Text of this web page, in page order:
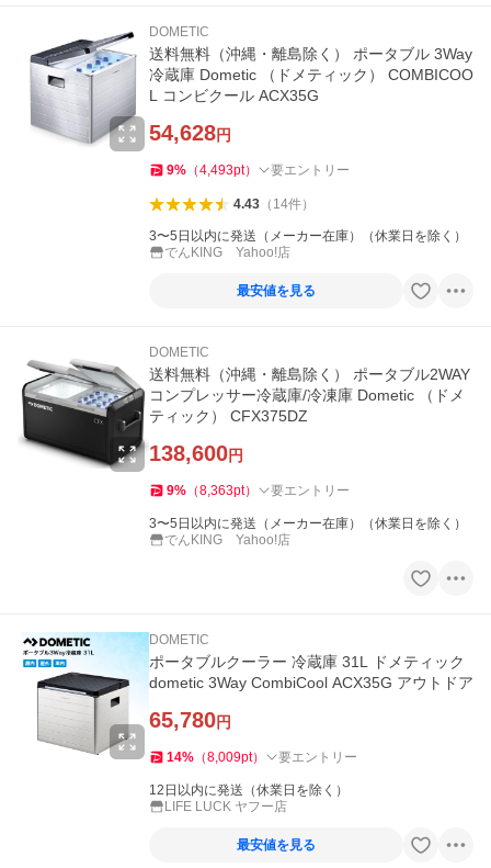
DOMETIC
送料無料（沖縄・離島除く） ポータブル 3Way
冷蔵庫 Dometic （ドメティック） COMBICOO
L コンビクール ACX35G
54,628円
9% （4,493pt） 要エントリー
4.43（ 14件）
3〜5日以内に発送（メーカー在庫）（休業日を除く）
でんKING Yahoo!店
最安値を見る
DOMETIC
送料無料（沖縄・離島除く） ポータブル2WAY
コンプレッサー冷蔵庫/冷凍庫 Dometic （ドメ
ティック） CFX375DZ
138,600円
9% （8,363pt） 要エントリー
3〜5日以内に発送（メーカー在庫）（休業日を除く）
でんKING Yahoo!店
DOMETIC
ポータブルクーラー 冷蔵庫 31L ドメティック
dometic 3Way CombiCool ACX35G アウトドア
65,780円
14% （8,009pt） 要エントリー
12日以内に発送（休業日を除く）
LIFE LUCK ヤフー店
最安値を見る